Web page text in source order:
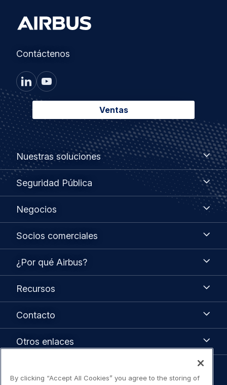
Contáctenos
Ventas
Footer
menu
Nuestras soluciones
Nuestras
soluciones
Seguridad Pública
Seguridad
Negocios
Socios comerciales
¿Por qué Airbus?
Recursos
Contacto
Otros enlaces
enlaces
Legal
By clicking “Accept All Cookies” you agree to the storing of